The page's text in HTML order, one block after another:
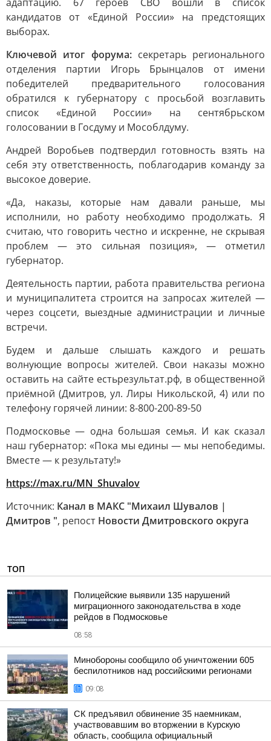
кандидатов от «Единой России» на предстоящих
выборах.
Ключевой итог форума: секретарь регионального
отделения партии Игорь Брынцалов от имени
победителей предварительного голосования
обратился к губернатору с просьбой возглавить
список «Единой России» на сентябрьском
голосовании в Госдуму и Мособлдуму.
Андрей Воробьев подтвердил готовность взять на
себя эту ответственность, поблагодарив команду за
высокое доверие.
«Да, наказы, которые нам давали раньше, мы
исполнили, но работу необходимо продолжать. Я
считаю, что говорить честно и искренне, не скрывая
проблем — это сильная позиция», — отметил
губернатор.
Деятельность партии, работа правительства региона
и муниципалитета строится на запросах жителей —
через соцсети, выездные администрации и личные
встречи.
Будем и дальше слышать каждого и решать
волнующие вопросы жителей. Свои наказы можно
оставить на сайте естьрезультат.рф, в общественной
приёмной (Дмитров, ул. Лиры Никольской, 4) или по
телефону горячей линии: 8-800-200-89-50
Подмосковье — одна большая семья. И как сказал
наш губернатор: «Пока мы едины — мы непобедимы.
Вместе — к результату!»
https://max.ru/MN_Shuvalov
Источник: Канал в МАКС "Михаил Шувалов |
Дмитров ", репост Новости Дмитровского округа
ТОП
Полицейские выявили 135 нарушений
миграционного законодательства в ходе
рейдов в Подмосковье
08:58
Минобороны сообщило об уничтожении 605
беспилотников над российскими регионами
09:08
СК предъявил обвинение 35 наемникам,
участвовавшим во вторжении в Курскую
область, сообщила официальный